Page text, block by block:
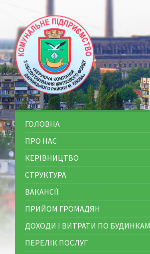
ГОЛОВНА
ПРО НАС
КЕРІВНИЦТВО
СТРУКТУРА
ВАКАНСІЇ
ПРИЙОМ ГРОМАДЯН
ДОХОДИ І ВИТРАТИ ПО БУДИНКАМ
ПЕРЕЛІК ПОСЛУГ